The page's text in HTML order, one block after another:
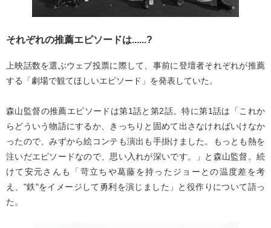
それぞれの推薦エピソードは......?
上映話数を選ぶウェブ投票に際して、事前に登壇者それぞれが推薦
する「劇場で観てほしいエピソード」を発表していた。
森山監督の推薦エピソードは第1話と第2話。特に第1話は「これか
らどういう物語にするか、きっちりと固めて出さなければいけなか
ったので、みずから絵コンテも演出も手掛けました。もっとも熱を
注いだエピソードなので、思い入れが深いです。」と森山監督。続
けて安元さんも「苛立ちや葛藤を持ったジョーとの温度差を考
え、"鉄"をイメージして勇利を演じました」と役作りについて語っ
た。